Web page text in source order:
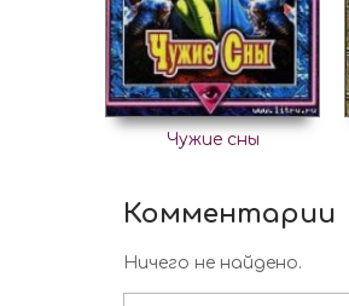
Чужие сны
Комментарии
Ничего не найдено.